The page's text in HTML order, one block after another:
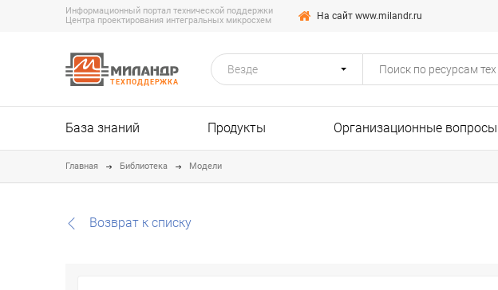
Информационный портал технической поддержки
Центра проектирования интегральных микросхем
На сайт www.milandr.ru
ТЕХПОДДЕРЖКА
Везде
База знаний Продукты Организационные вопросы
Главная Библиотека Модели
Возврат к списку